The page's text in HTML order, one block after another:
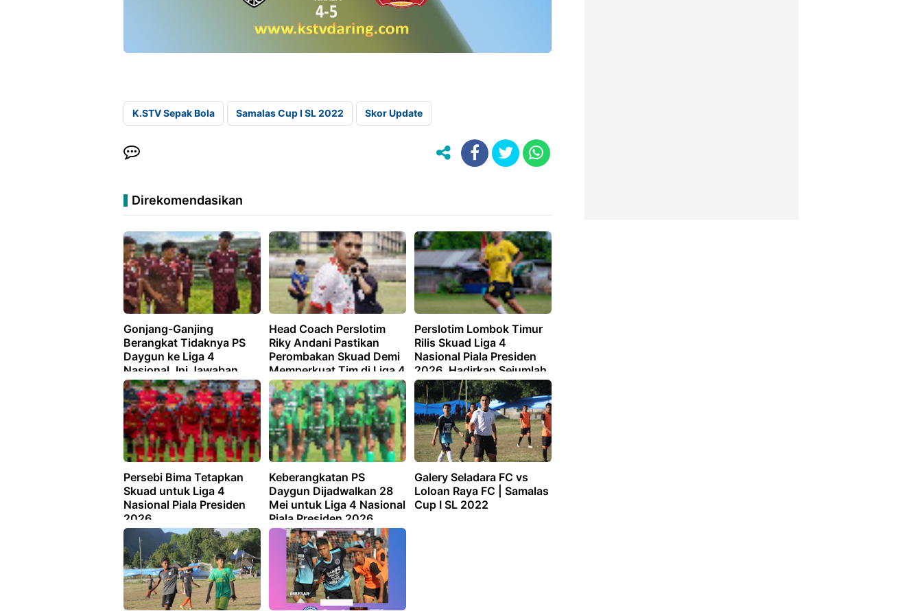
K.STV Sepak Bola Samalas Cup I SL 2022 Skor Update
Direkomendasikan
Gonjang-Ganjing
Berangkat Tidaknya PS
Daygun ke Liga 4
Nasional, Ini Jawaban
Manajemen
Head Coach Perslotim
Riky Andani Pastikan
Perombakan Skuad Demi
Memperkuat Tim di Liga 4
Nasional
Perslotim Lombok Timur
Rilis Skuad Liga 4
Nasional Piala Presiden
2026, Hadirkan Sejumlah
Wajah Baru
Persebi Bima Tetapkan
Skuad untuk Liga 4
Nasional Piala Presiden
2026
Keberangkatan PS
Daygun Dijadwalkan 28
Mei untuk Liga 4 Nasional
Piala Presiden 2026
Galery Seladara FC vs
Loloan Raya FC | Samalas
Cup I SL 2022